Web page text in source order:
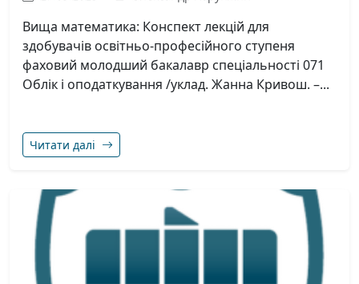
Вища математика: Конспект лекцій для
здобувачів освітньо-професійного ступеня
фаховий молодший бакалавр спеціальності 071
Облік і оподаткування /уклад. Жанна Кривош. –...
Читати далі